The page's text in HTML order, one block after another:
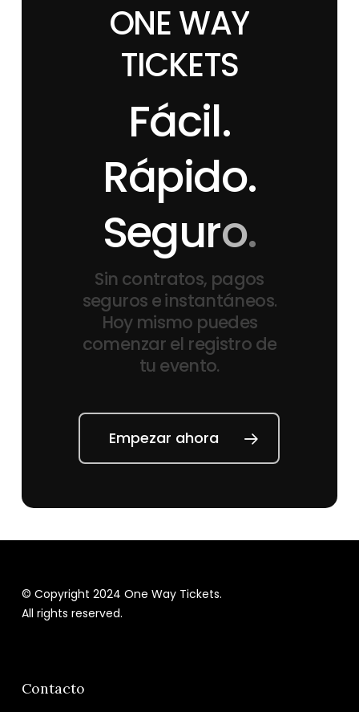
ONEWAY
TICKETS
Fácil.
Rápido.
Seguro.
Sin contratos, pagos
seguros einstantáneos.
Hoy mismo puedes
comenzar el registro de
tu evento.
Empezar ahora
© Copyright 2024 One Way Tickets.
All rights reserved.
Contacto